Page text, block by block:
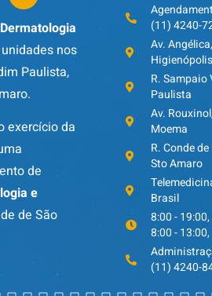
nos
Paulista,
exercício da
de
e
de São
(11) 4240-
Av.
Higienópolis
R. Sampaio
Paulista
Av.
Moema
R. Conde
Sto Amaro
Brasil
8:00 -
8:00 -
(11) 4240-